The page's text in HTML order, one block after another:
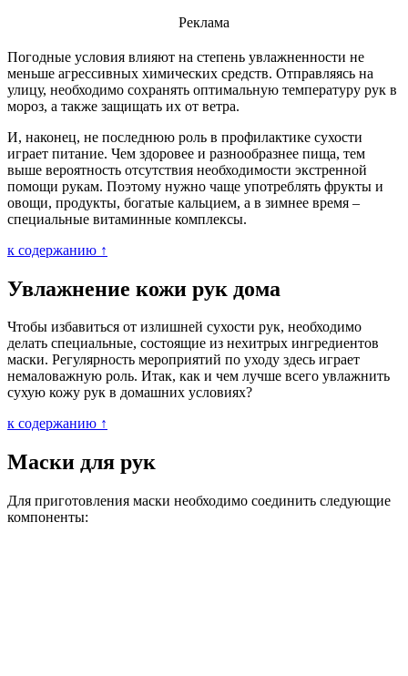
Реклама
Погодные условия влияют на степень увлажненности не
меньше агрессивных химических средств. Отправляясь на
улицу, необходимо сохранять оптимальную температуру рук в
мороз, а также защищать их от ветра.
И, наконец, не последнюю роль в профилактике сухости
играет питание. Чем здоровее и разнообразнее пища, тем
выше вероятность отсутствия необходимости экстренной
помощи рукам. Поэтому нужно чаще употреблять фрукты и
овощи, продукты, богатые кальцием, а в зимнее время –
специальные витаминные комплексы.
к содержанию ↑
Увлажнение кожи рук дома
Чтобы избавиться от излишней сухости рук, необходимо
делать специальные, состоящие из нехитрых ингредиентов
маски. Регулярность мероприятий по уходу здесь играет
немаловажную роль. Итак, как и чем лучше всего увлажнить
сухую кожу рук в домашних условиях?
к содержанию ↑
Маски для рук
Для приготовления маски необходимо соединить следующие
компоненты: